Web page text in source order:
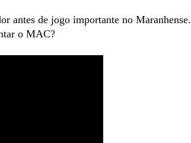
antes de jogo importante no Maranhense.
o MAC?